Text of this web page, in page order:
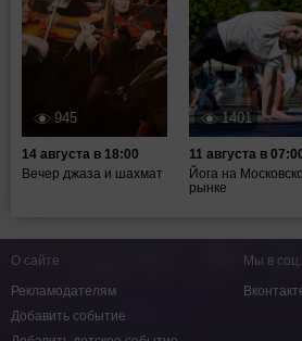
945
14 августа в 18:00
Вечер джаза и шахмат
1401
11 августа в
Йога на
рынке
О сайте
Рекламодателям
Добавить событие
Мы в